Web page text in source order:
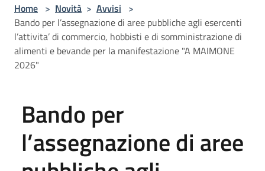
Home > Novità > Avvisi >
Bando per l’assegnazione di aree pubbliche agli esercenti
l’attivita’ di commercio, hobbisti e di somministrazione di
alimenti e bevande per la manifestazione "A MAIMONE
2026"
Bando per
l’assegnazione di aree